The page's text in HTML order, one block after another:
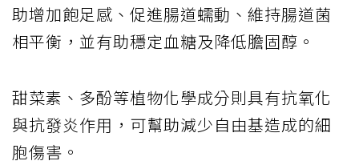
助增加飽足感、促進腸道蠕動、維持腸道菌
相平衡，並有助穩定血糖及降低膽固醇。
甜菜素、多酚等植物化學成分則具有抗氧化
與抗發炎作用，可幫助減少自由基造成的細
胞傷害。